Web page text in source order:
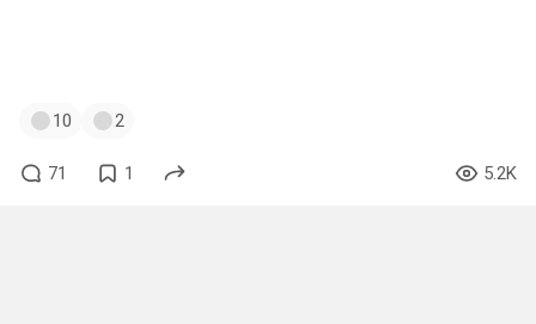
10 2
71 1 5.2K